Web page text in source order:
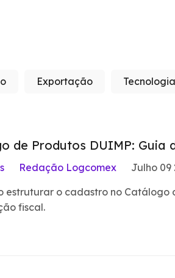
Exportação Tecnologia
de Produtos DUIMP: Guia
Redação Logcomex
Julho 09
estruturar o cadastro no Catálogo
fiscal.